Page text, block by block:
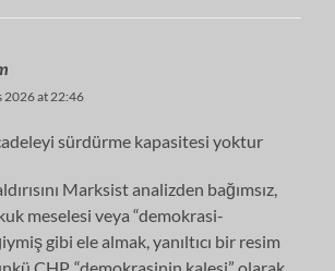
2026 at 22:46
sürdürme kapasitesi yoktur
Marksist analizden bağımsız,
meselesi veya “demokrasi-
gibi ele almak, yanıltıcı bir resim
CHP, “demokrasinin kalesi” olarak